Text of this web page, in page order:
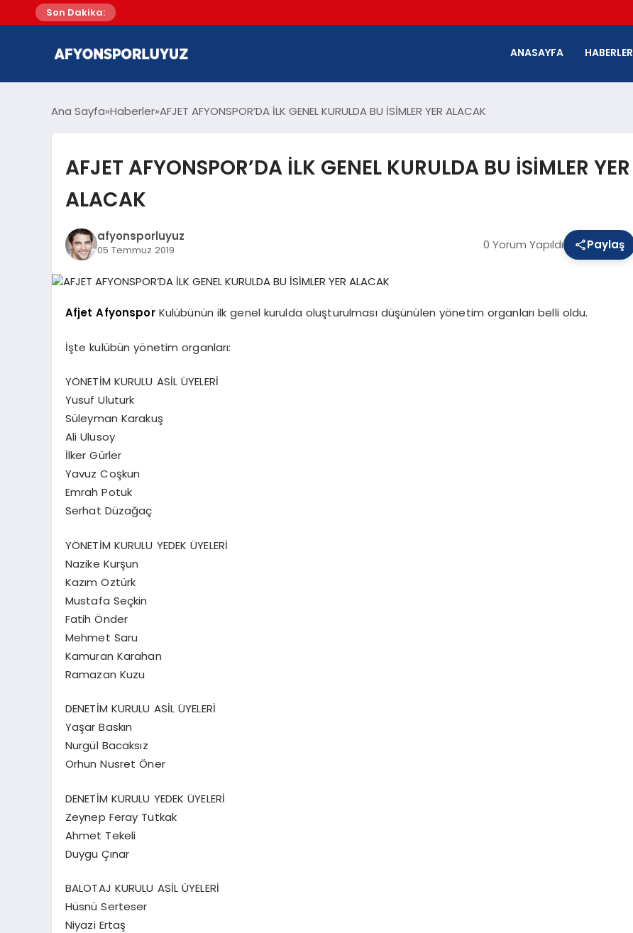
Son Dakika:
ANASAYFA HABERLER
Ana Sayfa Haberler AFJET AFYONSPOR’DA İLK GENEL KURULDA BU İSİMLER YER ALACAK
AFJET AFYONSPOR’DA İLK GENEL KURULDA BU İSİMLER YER
ALACAK
afyonsporluyuz
05 Temmuz 2019 0 Yorum Yapıldı Paylaş
Afjet AfyonsporKulübünün ilk genel kurulda oluşturulması düşünülen yönetim organları belli oldu.
İşte kulübün yönetim organları:
YÖNETİM KURULU ASİL ÜYELERİ
Yusuf Uluturk
Süleyman Karakuş
Ali Ulusoy
İlker Gürler
Yavuz Coşkun
Emrah Potuk
Serhat Düzağaç
YÖNETİM KURULU YEDEK ÜYELERİ
Nazike Kurşun
Kazım Öztürk
Mustafa Seçkin
Fatih Önder
Mehmet Saru
Kamuran Karahan
Ramazan Kuzu
DENETİM KURULU ASİL ÜYELERİ
Yaşar Baskın
Nurgül Bacaksız
Orhun Nusret Öner
DENETİM KURULU YEDEK ÜYELERİ
Zeynep Feray Tutkak
Ahmet Tekeli
Duygu Çınar
BALOTAJ KURULU ASİL ÜYELERİ
Hüsnü Serteser
Niyazi Ertaş